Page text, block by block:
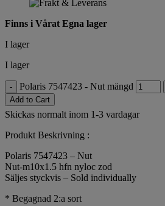
Finns i Vårat Egna lager
I lager
I lager
- Polaris 7547423 - Nut mängd
Add to Cart
Skickas normalt inom 1-3 vardagar
Produkt Beskrivning :
Polaris 7547423 – Nut
Nut-m10x1.5 hfn nyloc zod
Säljes styckvis – Sold individually
* Begagnad 2:a sort